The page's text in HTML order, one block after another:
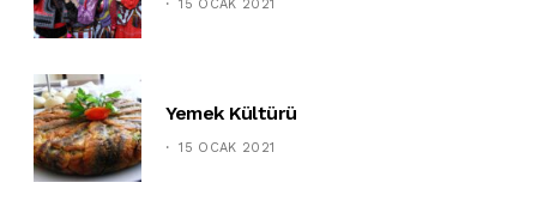
15 OCAK 2021
Yemek Kültürü
15 OCAK 2021